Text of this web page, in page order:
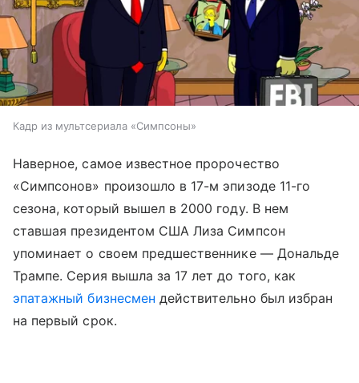
Кадр из мультсериала «Симпсоны»
Наверное, самое известное пророчество
«Симпсонов» произошло в 17-м эпизоде 11-го
сезона, который вышел в 2000 году. В нем
ставшая президентом США Лиза Симпсон
упоминает о своем предшественнике — Дональде
Трампе. Серия вышла за 17 лет до того, как
эпатажный бизнесмен действительно был избран
на первый срок.